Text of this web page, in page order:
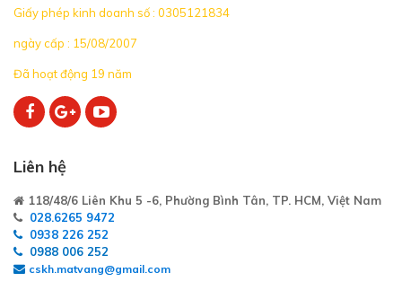
Giấy phép kinh doanh số : 0305121834
ngày cấp : 15/08/2007
Đã hoạt động 19 năm
Liên hệ
118/48/6 Liên Khu 5 -6, Phường Bình Tân, TP. HCM, Việt Nam
028.6265 9472
0938 226 252
0988 006 252
cskh.matvang@gmail.com